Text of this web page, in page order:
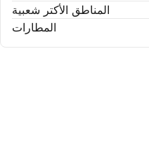
المناطق الأكتر شعبية
المطارات